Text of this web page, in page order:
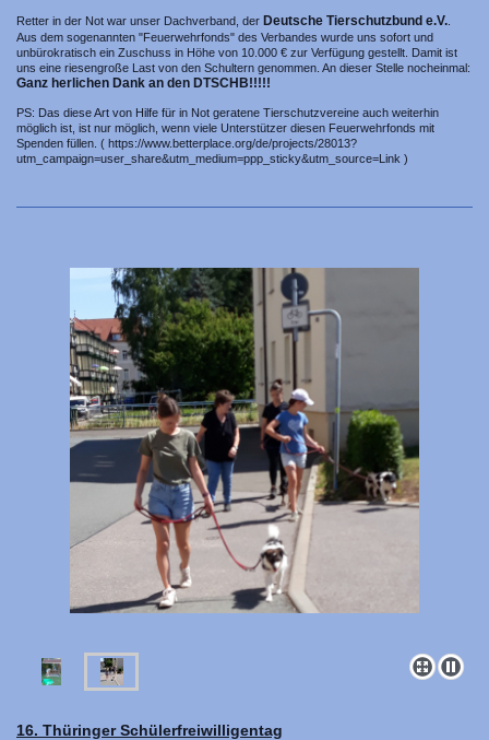
Retter in der Not war unser Dachverband, der Deutsche Tierschutzbund e.V.
Aus dem sogenannten "Feuerwehrfonds" des Verbandes wurde uns sofort und
unbürokratisch ein Zuschuss in Höhe von 10.000 € zur Verfügung gestellt. Damit ist
uns eine riesengroße Last von den Schultern genommen. An dieser Stelle nocheinmal:
Ganz herlichen Dank an den DTSCHB!!!!!
PS: Das diese Art von Hilfe für in Not geratene Tierschutzvereine auch weiterhin
möglich ist, ist nur möglich, wenn viele Unterstützer diesen Feuerwehrfonds mit
Spenden füllen. ( https://www.betterplace.org/de/projects/28013?
utm_campaign=user_share&utm_medium=ppp_sticky&utm_source=Link )
16. Thüringer Schülerfreiwilligentag